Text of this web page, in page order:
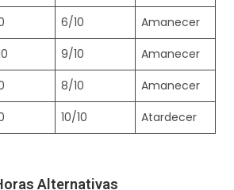
6/10
Amanecer
9/10
Amanecer
8/10
Amanecer ​
10/10 Atardecer
Alternativas